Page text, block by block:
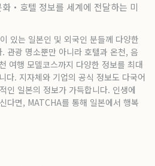
・호텔 정보를 세계에 전달하는 미
있는 일본인 및 외국인 분들께 다양한
관광 명소뿐만 아니라 호텔과 온천, 음
여행 모델코스까지 다양한 정보를 최대
다. 지자체와 기업의 공식 정보도 다국어
인 일본의 정보가 가득합니다. 인생에
다면, MATCHA를 통해 일본에서 행복